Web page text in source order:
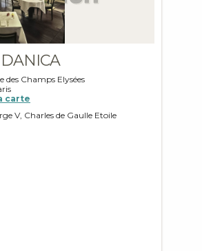
des Champs Elysées
carte
V, Charles de Gaulle Etoile